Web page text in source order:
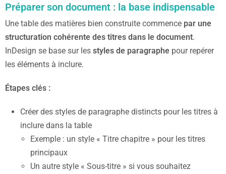
Préparer son document : la base indispensable
Une table des matières bien construite commence par une
structuration cohérente des titres dans le document.
InDesign se base sur les styles de paragraphe pour repérer
les éléments à inclure.
Étapes clés :
Créer des styles de paragraphe distincts pour les titres à
inclure dans la table
Exemple : un style « Titre chapitre » pour les titres
principaux
Un autre style « Sous-titre » si vous souhaitez